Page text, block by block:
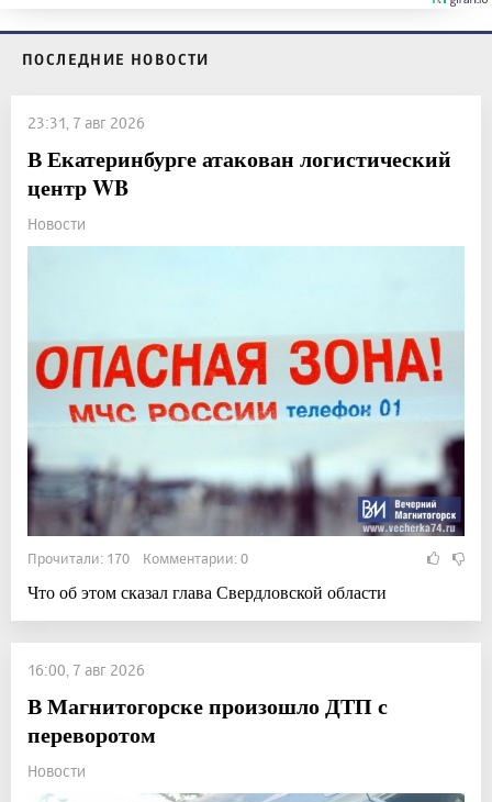
ПОСЛЕДНИЕ НОВОСТИ
23:31, 7 авг 2026
В Екатеринбурге атакован логистический
центр WB
Новости
Прочитали: 170 Комментарии: 0
Что об этом сказал глава Свердловской области
16:00, 7 авг 2026
В Магнитогорске произошло ДТП с
переворотом
Новости